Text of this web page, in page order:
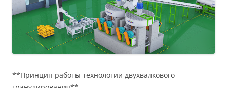
**Принцип работы технологии двухвалкового